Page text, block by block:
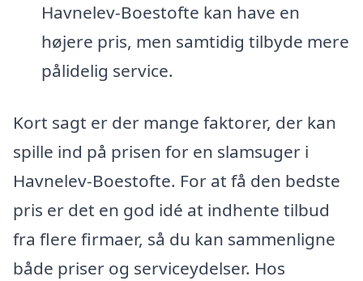
Havnelev-Boestofte kan have en
højere pris, men samtidig tilbyde mere
pålidelig service.
Kort sagt er der mange faktorer, der kan
spille ind på prisen for en slamsuger i
Havnelev-Boestofte. For at få den bedste
pris er det en god idé at indhente tilbud
fra flere firmaer, så du kan sammenligne
både priser og serviceydelser. Hos